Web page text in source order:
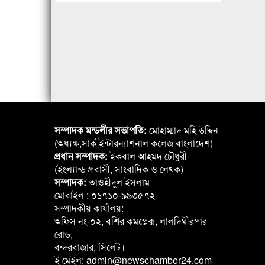
সম্পাদক মন্ডলীর সভাপতি: মোহাম্মাদ মহি উদ্দিন
(অধ্যক্ষ,সার্ক ইন্টারন্যাশনাল কলেজ বাংলাদেশ)
প্রধান সম্পাদক:ইকবাল আহমদ চৌধুরী
(ইংল্যান্ড প্রবাসী, সাংবাদিক ও লেখক)
সম্পাদক:তাওহীদুল ইসলাম
মোবাইল : ০১৭১০-৯৯৩৫৭২
সম্পাদকীয় কার্যালয়:
অফিস নং-০২, বশির কমপ্লেক্স, লালদিঘীরপার
রোড,
বন্দরবাজার, সিলেট।
ই মেইল: admin@newschamber24.com